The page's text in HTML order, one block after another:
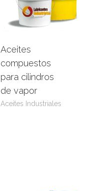
Aceites
compuestos
para cilindros
de vapor
Aceites Industriales